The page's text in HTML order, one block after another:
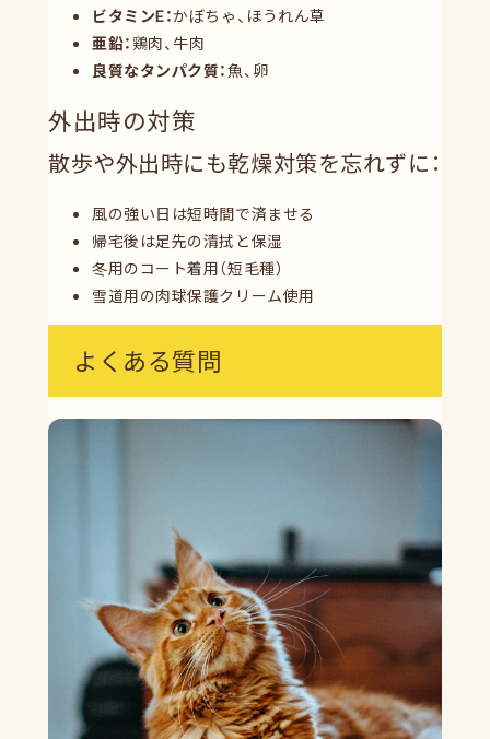
ビタミンE：かぼちゃ、ほうれん草
亜鉛： 鶏肉、牛肉
良質なタンパク質：魚、卵
外出時の対策
散歩や外出時にも乾燥対策を忘れずに：
風の強い日は短時間で済ませる
帰宅後は足先の清拭と保湿
冬用のコート着用（短毛種）
雪道用の肉球保護クリーム使用
よくある質問